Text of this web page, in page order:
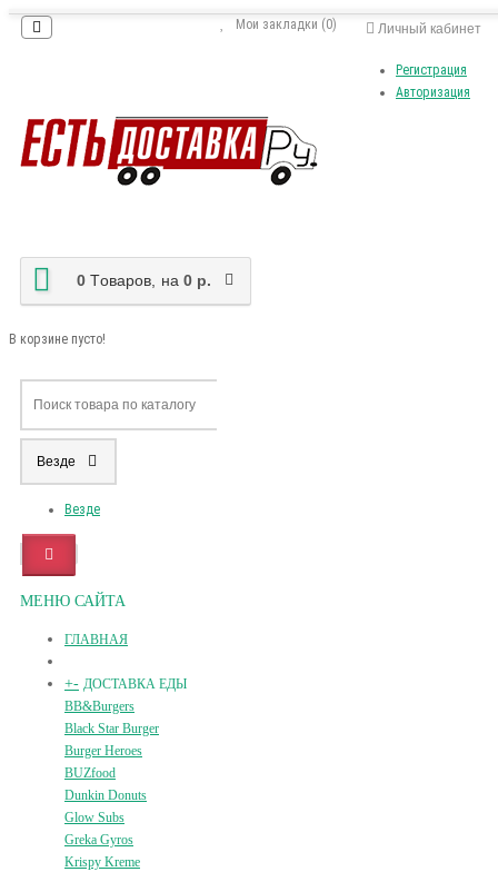
Личный кабинет
Регистрация
Авторизация
Мои закладки (0)
0 Tоваров, на 0 р.
В корзине пусто!
Везде
Везде
МЕНЮ САЙТА
ГЛАВНАЯ
+- ДОСТАВКА ЕДЫ
BB&Burgers
Black Star Burger
Burger Heroes
BUZfood
Dunkin Donuts
Glow Subs
Greka Gyros
Krispy Kreme